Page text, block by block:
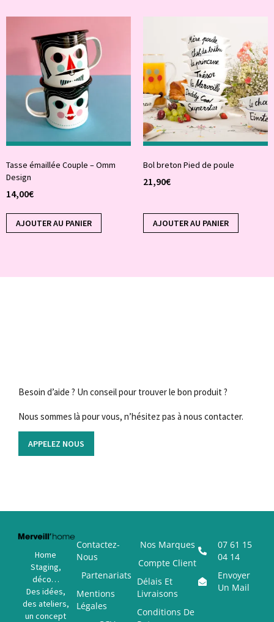
Tasse émaillée Couple – Omm
Design
14,00€
AJOUTER AU PANIER
Bol breton Pied de poule
21,90€
AJOUTER AU PANIER
Besoin d’aide ? Un conseil pour trouver le bon produit ?
Nous sommes là pour vous, n’hésitez pas à nous contacter.
APPELEZ NOUS
Home
Staging,
déco…
Des idées,
des ateliers,
un concept
Contactez-
Nous
Partenariats
Mentions
Légales
Nos Marques
Compte Client
Délais Et
Livraisons
Conditions De
07 61 15
04 14
Envoyer
Un Mail